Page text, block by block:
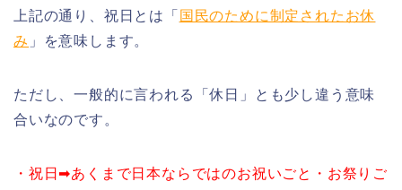
上記の通り、祝日とは「 国民のために制定されたお休
み 」を意味します。
ただし、一般的に言われる「休日」とも少し違う意味
合いなのです。
・祝日➡︎あくまで日本ならではのお祝いごと・お祭りご